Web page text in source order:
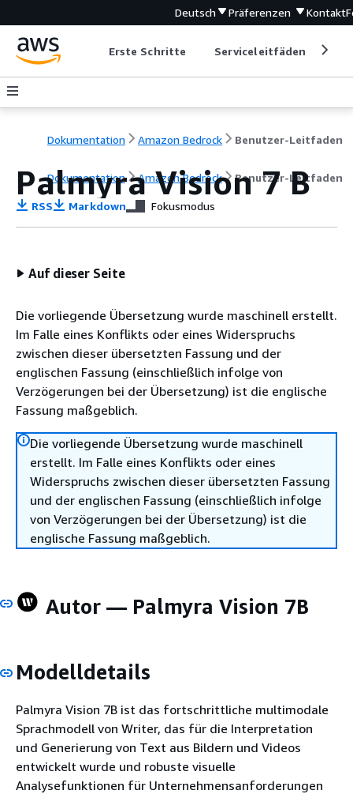
Deutsch Präferenzen Kontakt
Erste Schritte Serviceleitfäden
Dokumentation Amazon Bedrock Benutzer-Leitfaden
Dokumentation Amazon Bedrock Benutzer-Leitfaden
Palmyra Vision 7 B
RSS Markdown Fokusmodus
Auf dieser Seite
Die vorliegende Übersetzung wurde maschinell erstellt.
Im Falle eines Konflikts oder eines Widerspruchs
zwischen dieser übersetzten Fassung und der
englischen Fassung (einschließlich infolge von
Verzögerungen bei der Übersetzung) ist die englische
Fassung maßgeblich.
Die vorliegende Übersetzung wurde maschinell
erstellt. Im Falle eines Konflikts oder eines
Widerspruchs zwischen dieser übersetzten Fassung
und der englischen Fassung (einschließlich infolge
von Verzögerungen bei der Übersetzung) ist die
englische Fassung maßgeblich.
Autor — Palmyra Vision 7B
Modelldetails
Palmyra Vision 7B ist das fortschrittliche multimodale
Sprachmodell von Writer, das für die Interpretation
und Generierung von Text aus Bildern und Videos
entwickelt wurde und robuste visuelle
Analysefunktionen für Unternehmensanforderungen